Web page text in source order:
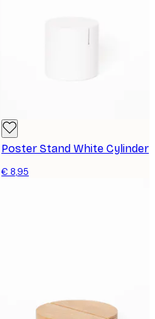
Poster Stand White Cylinder
€ 8,95